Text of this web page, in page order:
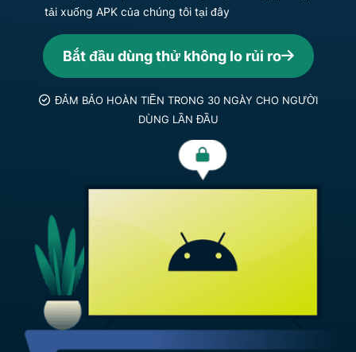
tải xuống APK của chúng tôi tại đây
Bắt đầu dùng thử không lo rủi ro
ĐẢM BẢO HOÀN TIỀN TRONG 30 NGÀY CHO NGƯỜI
DÙNG LẦN ĐẦU